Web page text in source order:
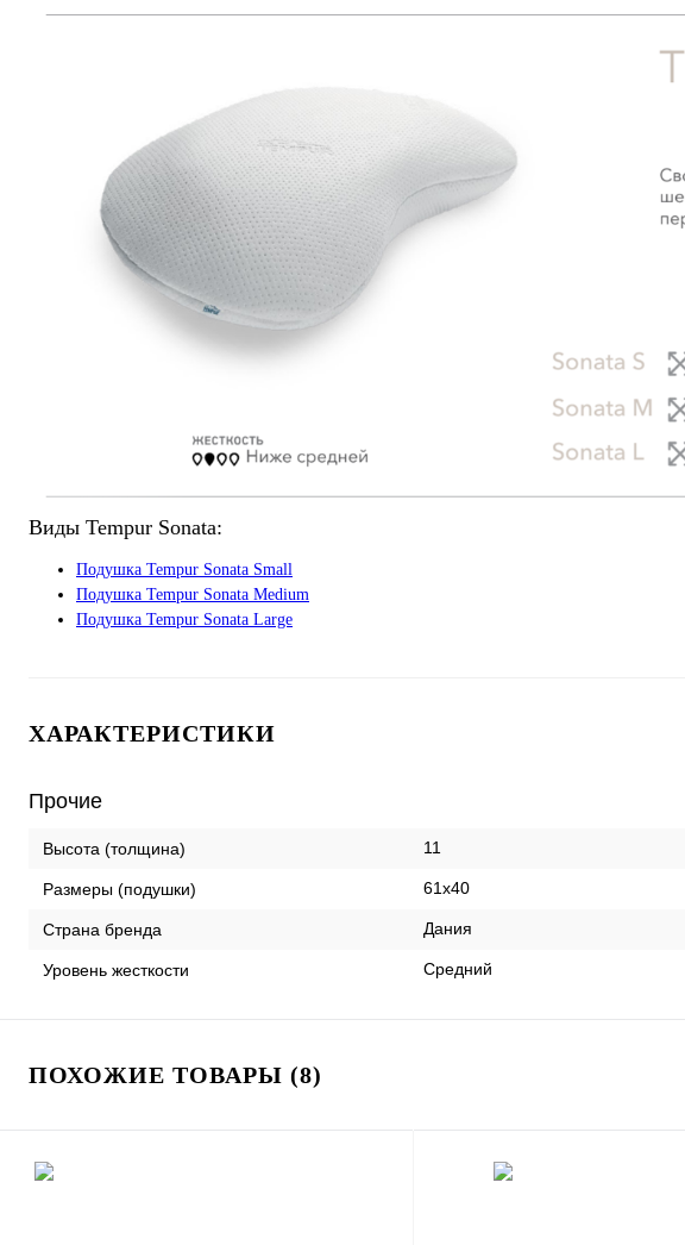
Виды Tempur Sonata:
Подушка Tempur Sonata Small
Подушка Tempur Sonata Medium
Подушка Tempur Sonata Large
ХАРАКТЕРИСТИКИ
Прочие
Высота (толщина) 11
Размеры (подушки) 61х40
Страна бренда Дания
Уровень жесткости Средний
ПОХОЖИЕ ТОВАРЫ (8)